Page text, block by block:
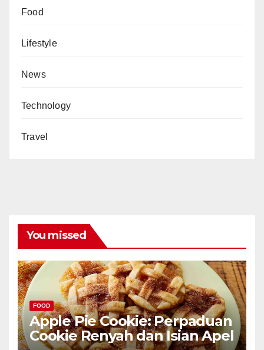
Food
Lifestyle
News
Technology
Travel
You missed
FOOD
Apple Pie Cookie: Perpaduan
Cookie Renyah dan Isian Apel